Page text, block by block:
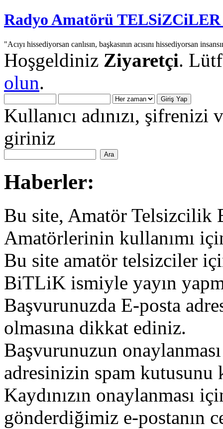
Radyo Amatörü
"Acıyı hissediyorsan canlısın, başkasının acısını hissediyorsan
Hoşgeldiniz Ziyaretçi.
olun.
Kullanıcı adınızı,
giriniz
Haberler:
Bu site, Amatör Telsizcilik
Amatörlerinin kullanımı
Bu site amatör telsizciler
BiTLiK ismiyle yayın
Başvurunuzda E-posta
olmasına dikkat ediniz.
Başvurunuzun
adresinizin spam
Kaydınızın onaylanması
gönderdiğimiz e-postanın